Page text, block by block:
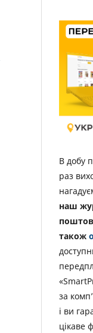
В добу
раз
наш
також
за
і ви
цікаве